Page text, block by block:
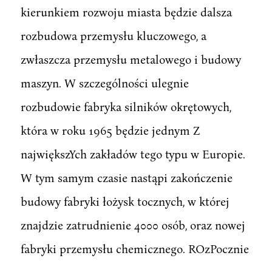
kierunkiem rozwoju miasta będzie dalsza
rozbudowa przemysłu kluczowego, a
zwłaszcza przemysłu metalowego i budowy
maszyn. W szczególności ulegnie
rozbudowie fabryka silników okrętowych,
która w roku 1965 będzie jednym Z
największYch zakładów tego typu w Europie.
W tym samym czasie nastąpi zakończenie
budowy fabryki łożysk tocznych, w której
znajdzie zatrudnienie 4000 osób, oraz nowej
fabryki przemysłu chemicznego. ROzPocznie